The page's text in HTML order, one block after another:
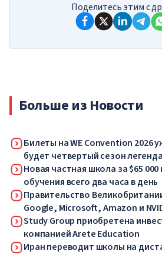
Поделитесь этим с
Больше из Новости
Билеты на WE Convention 2026
будет четвертый сезон
Новая частная школа за $65
обучения всего два часа в день
Правительство
Google, Microsoft, Amazon и
навыкам миллионов
Study Group приобретена
компанией Arete Education
Иран переводит школы на